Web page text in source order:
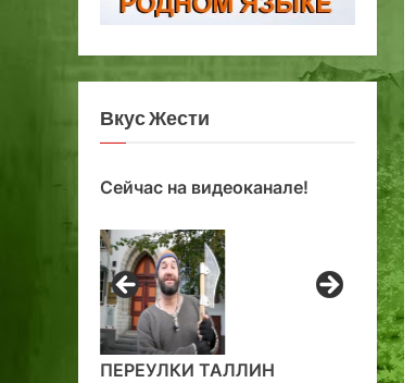
Вкус Жести
Сейчас на видеоканале!
ПЕРЕУЛКИ ТАЛЛИН